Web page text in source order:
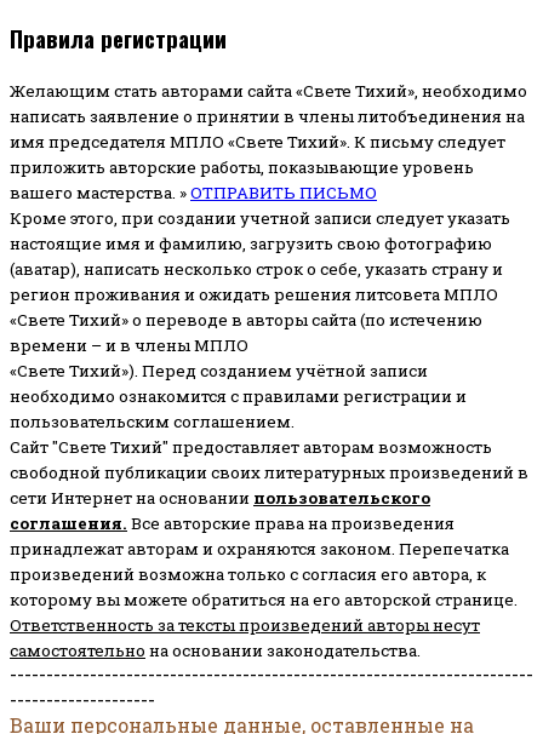
Правила регистрации
Желающим стать авторами сайта «Свете Тихий», необходимо
написать заявление о принятии в члены литобъединения на
имя председателя МПЛО «Свете Тихий». К письму следует
приложить авторские работы, показывающие уровень
вашего мастерства. »ОТПРАВИТЬ ПИСЬМО
Кроме этого, при создании учетной записи следует указать
настоящие имя и фамилию, загрузить свою фотографию
(аватар), написать несколько строк о себе, указать страну и
регион проживания и ожидать решения литсовета МПЛО
«Свете Тихий» о переводе в авторы сайта (по истечению
времени – и в члены МПЛО
«Свете Тихий»). Перед созданием учётной записи
необходимо ознакомится с правилами регистрации и
пользовательским соглашением.
Сайт "Свете Тихий" предоставляет авторам возможность
свободной публикации своих литературных произведений в
сети Интернет на основании пользовательского
соглашения. Все авторские права на произведения
принадлежат авторам и охраняются законом. Перепечатка
произведений возможна только с согласия его автора, к
которому вы можете обратиться на его авторской странице.
Ответственность за тексты произведений авторы несут
самостоятельно на основании законодательства.
------------------------------------------------------------------------
--------------------
Ваши персональные данные, оставленные на